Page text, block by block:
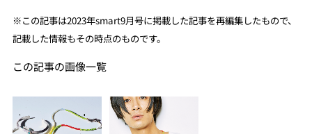
※この記事は2023年smart9月号に掲載した記事を再編集したもので、
記載した情報もその時点のものです。
この記事の画像一覧